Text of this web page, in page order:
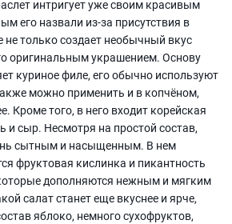
интригует уже своим красивым
его назвали из-за присутствия в
не только создает необычный вкус
оригинальным украшением. Основу
куриное филе, его обычно используют
можно применить и в копчёном,
Кроме того, в него входит корейская
и сыр. Несмотря на простой состав,
сытным и насыщенным. В нем
фруктовая кислинка и пикантность
дополняются нежным и мягким
салат станет еще вкуснее и ярче,
яблоко, немного сухофруктов,